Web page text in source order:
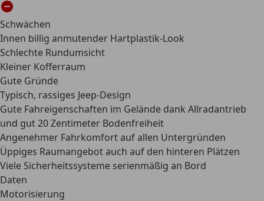
Schwächen
Innen billig anmutender Hartplastik-Look
Schlechte Rundumsicht
Kleiner Kofferraum
Gute Gründe
Typisch, rassiges Jeep-Design
Gute Fahreigenschaften im Gelände dank Allradantrieb
und gut 20 Zentimeter Bodenfreiheit
Angenehmer Fahrkomfort auf allen Untergründen
Üppiges Raumangebot auch auf den hinteren Plätzen
Viele Sicherheitssysteme serienmäßig an Bord
Daten
Motorisierung